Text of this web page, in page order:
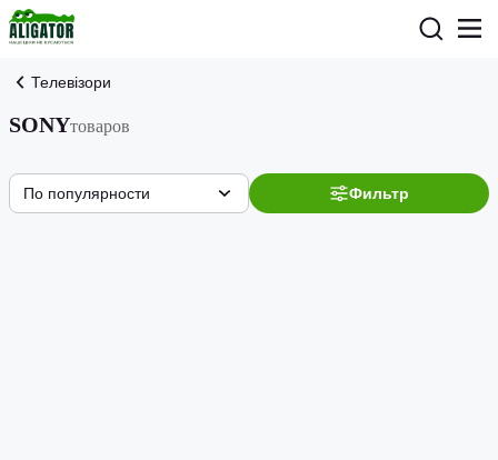
Телевізори
SONYтоваров
Фильтр
По популярности